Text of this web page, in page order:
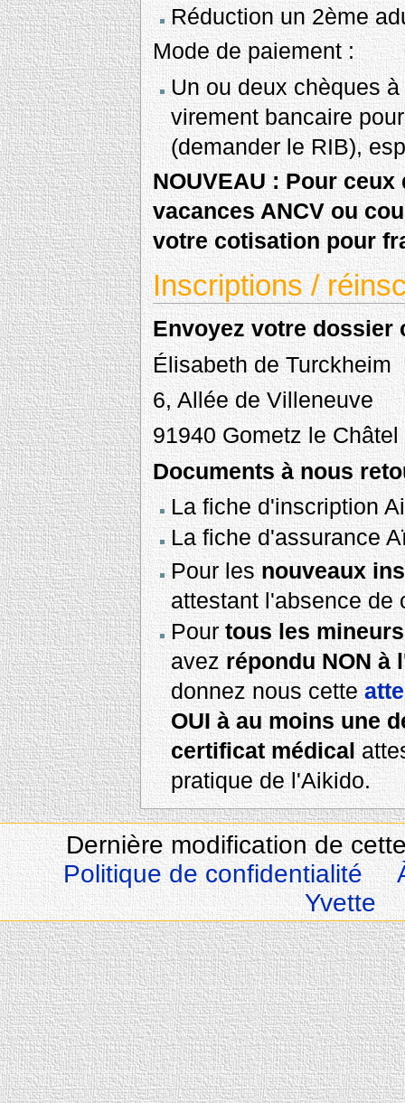
Réduction un 2ème
Mode de paiement :
Un ou deux chèques
virement bancaire
(demander le RIB),
NOUVEAU : Pour
vacances ANCV ou
votre cotisation pour
Inscriptions /
Envoyez votre dossier
Élisabeth de Turckheim
6, Allée de Villeneuve
91940 Gometz le Châtel
Documents à nous
La fiche d'inscription
La fiche d'assurance
Pour lesnouveaux
attestant l'absence de
Pourtous les mineurs
avezrépondu NON à
donnez nous cette
OUI à au moins une
certificat médical
pratique de l'Aikido.
Dernière modification de
Politique de confidentialité
Yvette